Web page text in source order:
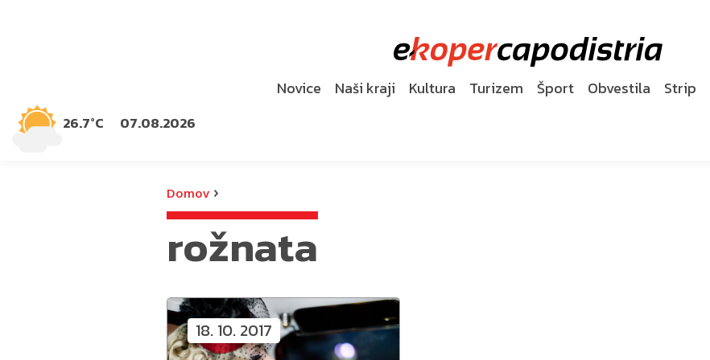
26.7°C 07.08.2026
Novice Naši kraji Kultura Turizem Šport Obvestila Strip
Domov ›
rožnata
18. 10. 2017